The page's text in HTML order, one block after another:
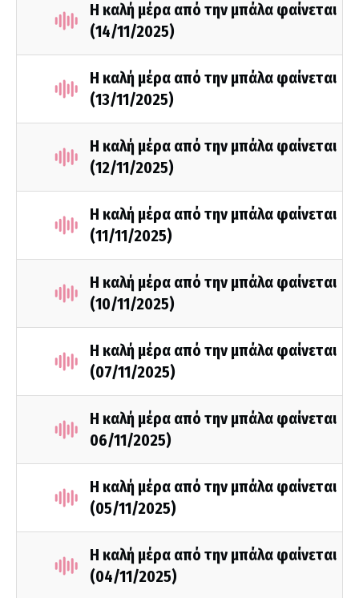
Η καλή μέρα από την μπάλα φαίνεται
(14/11/2025)
Η καλή μέρα από την μπάλα φαίνεται
(13/11/2025)
Η καλή μέρα από την μπάλα φαίνεται
(12/11/2025)
Η καλή μέρα από την μπάλα φαίνεται
(11/11/2025)
Η καλή μέρα από την μπάλα φαίνεται
(10/11/2025)
Η καλή μέρα από την μπάλα φαίνεται
(07/11/2025)
Η καλή μέρα από την μπάλα φαίνεται
06/11/2025)
Η καλή μέρα από την μπάλα φαίνεται
(05/11/2025)
Η καλή μέρα από την μπάλα φαίνεται
(04/11/2025)